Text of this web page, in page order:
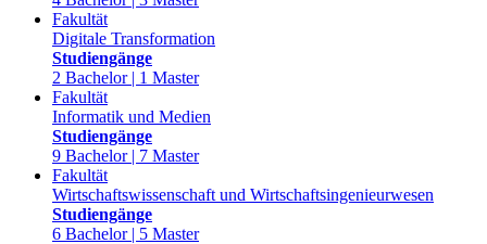
Fakultät
Digitale Transformation
Studiengänge
2 Bachelor | 1 Master
Fakultät
Informatik und Medien
Studiengänge
9 Bachelor | 7 Master
Fakultät
Wirtschaftswissenschaft und Wirtschaftsingenieurwesen
Studiengänge
6 Bachelor | 5 Master